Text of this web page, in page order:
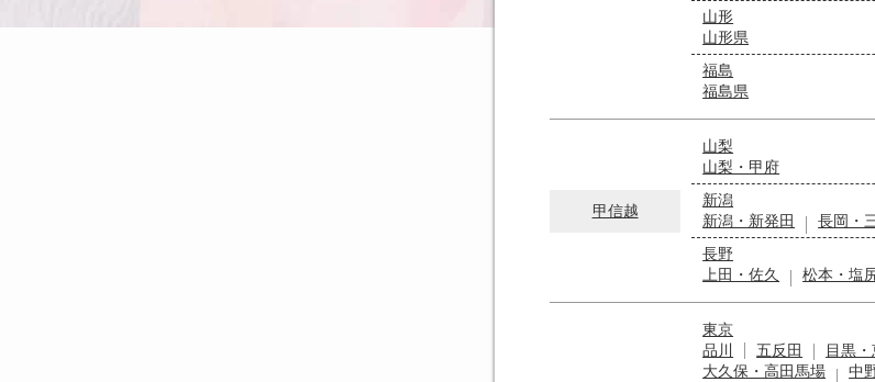
山形
山形県
福島
福島県
甲信越
山梨
山梨・甲府
新潟
新潟・新発田
長岡・
長野
上田・佐久
松本・塩
東京
品川
五反田 目黒
大久保・高田馬場
中